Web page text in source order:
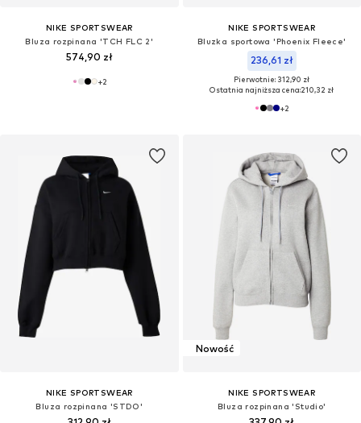
NIKE SPORTSWEAR
Bluza rozpinana 'TCH FLC 2'
574,90 zł
+2
NIKE SPORTSWEAR
Bluzka sportowa 'Phoenix Fleece'
236,61 zł
Pierwotnie: 312,90 zł
Ostatnia najniższa cena:210,32 zł
+2
NIKE SPORTSWEAR
Bluza rozpinana 'STDO'
Nowość
NIKE SPORTSWEAR
Bluza rozpinana 'Studio'